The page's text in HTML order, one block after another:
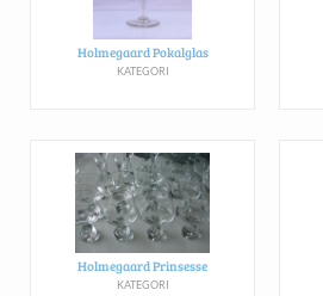
Holmegaard Pokalglas
KATEGORI
Holmegaard Prinsesse
KATEGORI